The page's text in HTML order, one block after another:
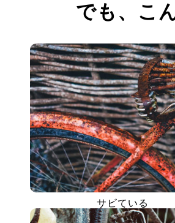
でも、 こ
サビている